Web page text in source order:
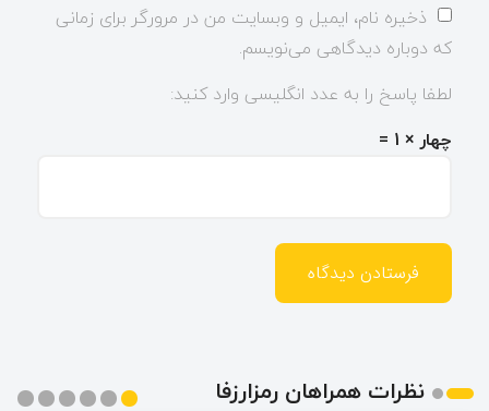
ذخیره نام، ایمیل و وبسایت من در مرورگر برای زمانی
که دوباره دیدگاهی می‌نویسم.
لطفا پاسخ را به عدد انگلیسی وارد کنید:
چهار × 1 =
نظرات همراهان رمزارزفا